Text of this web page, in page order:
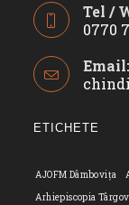
Tel /
0770
in
your
Email:
ETICHETE
AJOFM Dâmbovița
Arhiepiscopia